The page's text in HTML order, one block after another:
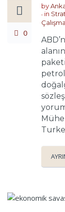
0
by
in
petrol